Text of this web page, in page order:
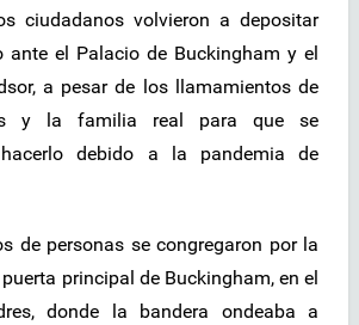
ciudadanos volvieron a depositar
ante el Palacio de Buckingham y el
a pesar de los llamamientos de
y la familia real para que se
debido a la pandemia de
de personas se congregaron por la
principal de Buckingham, en el
donde la bandera ondeaba a